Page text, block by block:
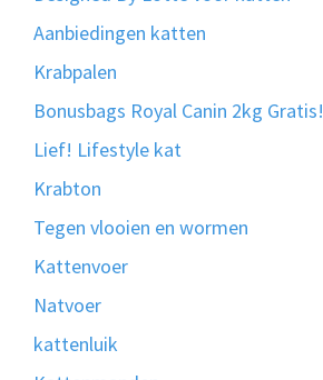
Aanbiedingen katten
Krabpalen
Bonusbags Royal Canin 2kg Gratis!
Lief! Lifestyle kat
Krabton
Tegen vlooien en wormen
Kattenvoer
Natvoer
kattenluik